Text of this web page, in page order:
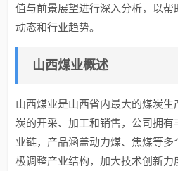
值与前景展望进行深入分析，以
动态和行业趋势。
山西煤业概述
山西煤业是山西省内最大的煤炭
炭的开采、加工和销售，公司拥
业链，产品涵盖动力煤、焦煤等
极调整产业结构，加大技术创新